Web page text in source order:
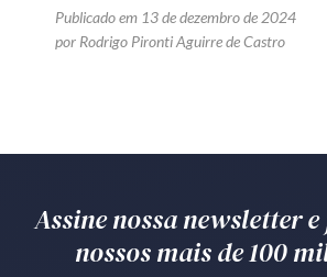
Zênite in Company
Diferenciais
Av. Sete de Setembro,
Batel Curitiba/PR CEP
Publicado em 13 de dezembro de 2024
por Rodrigo Pironti Aguirre de Castro
Assine nossa newsletter
nossos mais de 100